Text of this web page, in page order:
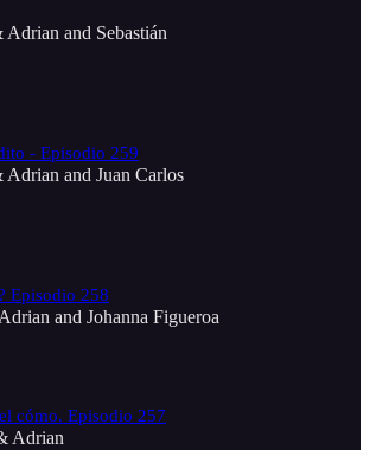
Adrian and Sebastián
- Episodio 259
Adrian and Juan Carlos
Episodio 258
and Johanna Figueroa
cómo. Episodio 257
Adrian